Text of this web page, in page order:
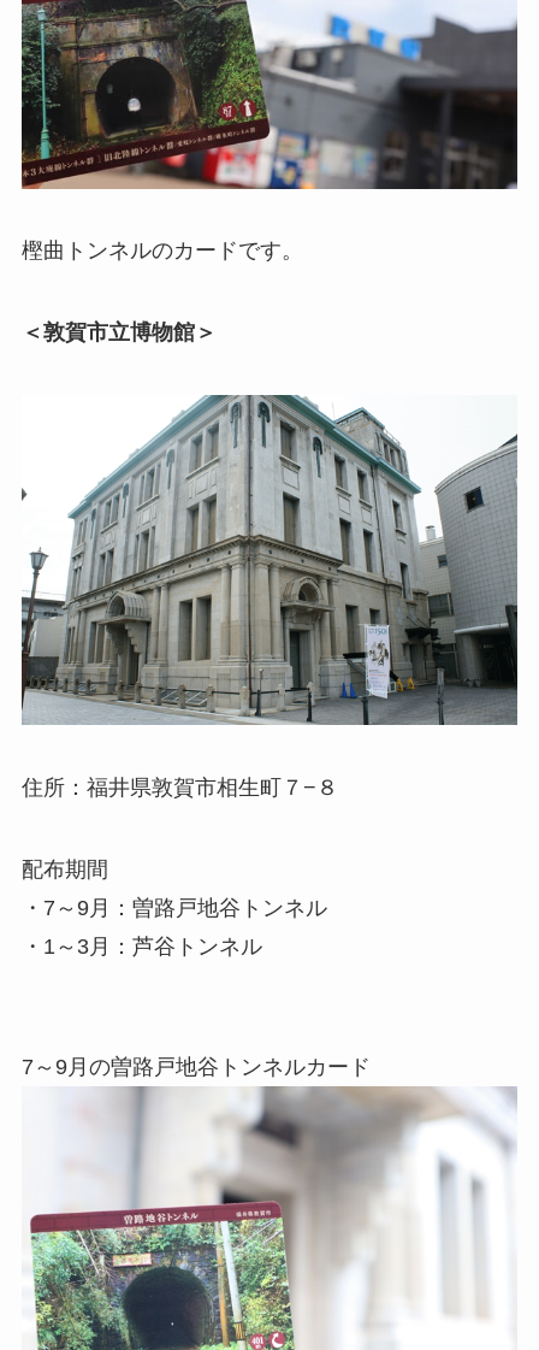
樫曲トンネルのカードです。
＜敦賀市立博物館＞
住所：福井県敦賀市相生町７−８
配布期間
・7～9月：曽路戸地谷トンネル
・1～3月：芦谷トンネル
7～9月の曽路戸地谷トンネルカード